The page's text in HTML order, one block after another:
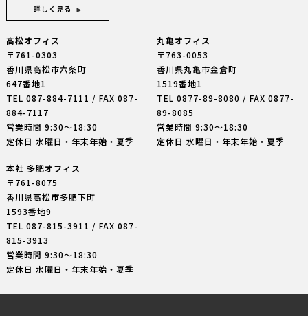
詳しく見る
高松オフィス
〒761-0303
香川県高松市六条町
647番地1
TEL 087-884-7111 / FAX 087-
884-7117
営業時間 9:30〜18:30
定休日 水曜日・年末年始・夏季
丸亀オフィス
〒763-0053
香川県丸亀市金倉町
1519番地1
TEL0877-89-8080 / FAX 0877-
89-8085
営業時間 9:30〜18:30
定休日 水曜日・年末年始・夏季
本社 多肥オフィス
〒761-8075
香川県高松市多肥下町
1593番地9
TEL 087-815-3911 / FAX 087-
815-3913
営業時間 9:30〜18:30
定休日 水曜日・年末年始・夏季